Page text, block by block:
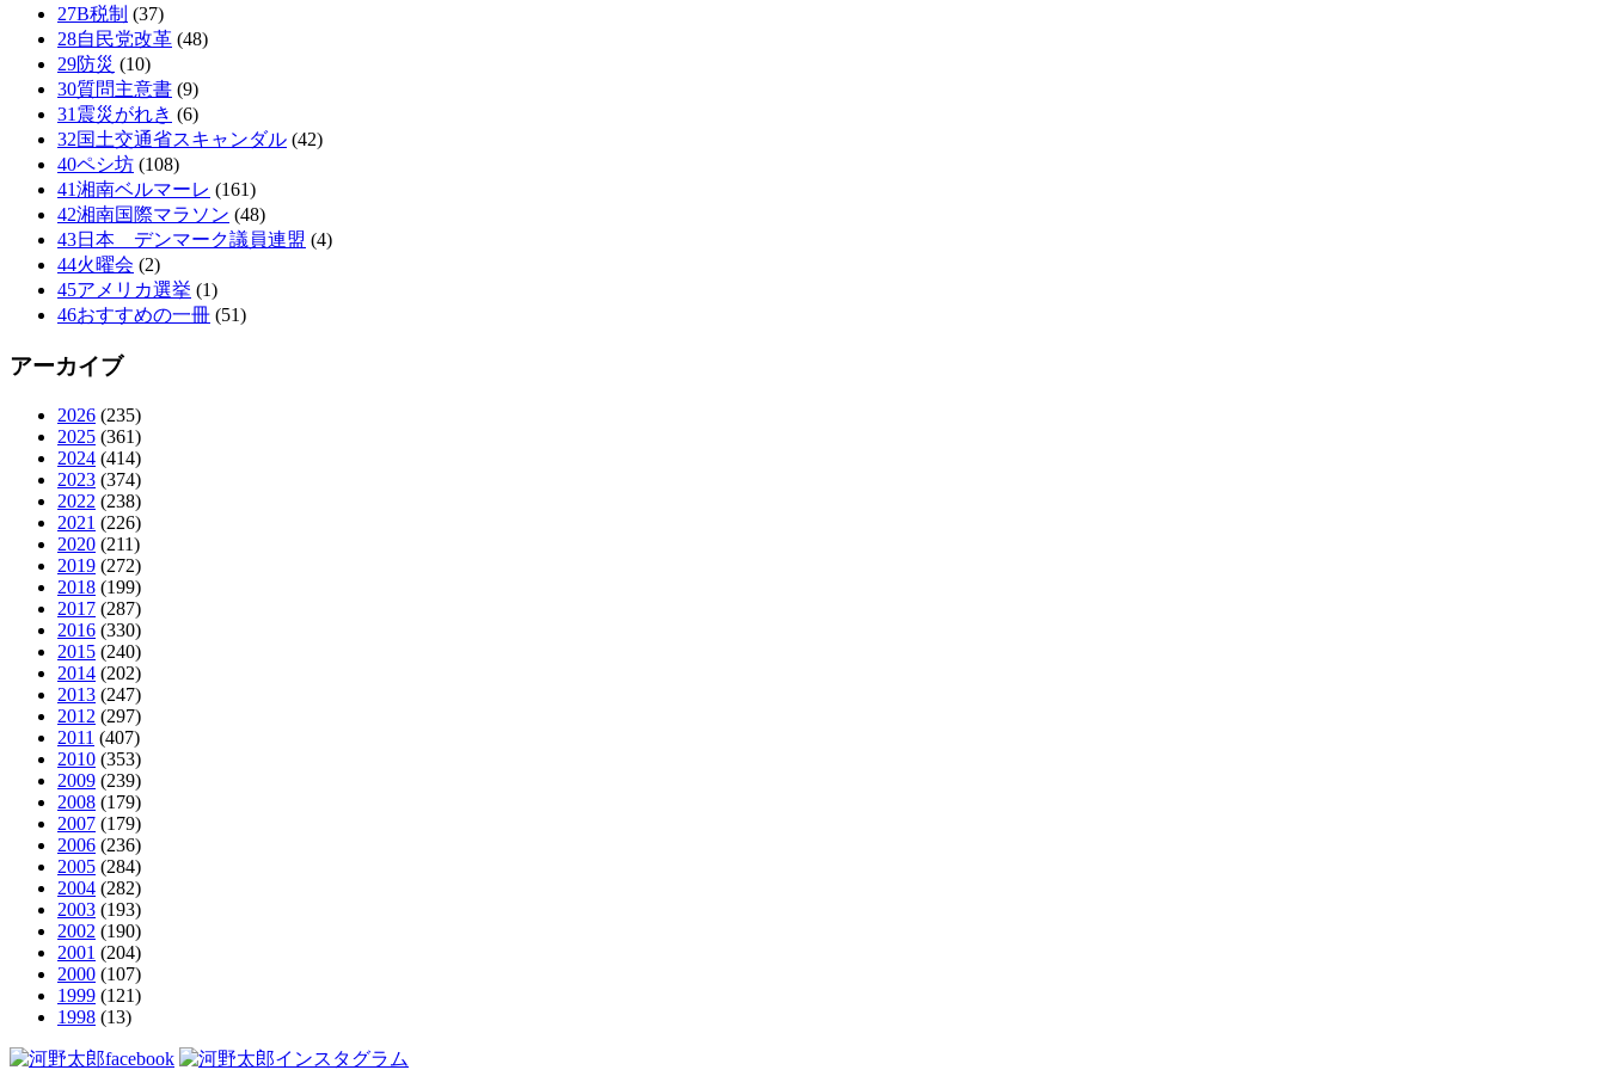
27B税制 (37)
28自民党改革 (48)
29防災 (10)
30質問主意書 (9)
31震災がれき (6)
32国土交通省スキャンダル (42)
40ペシ坊 (108)
41湘南ベルマーレ (161)
42湘南国際マラソン (48)
43日本 デンマーク議員連盟 (4)
44火曜会 (2)
45アメリカ選挙 (1)
46おすすめの一冊 (51)
アーカイブ
2026 (235)
2025 (361)
2024 (414)
2023 (374)
2022 (238)
2021 (226)
2020 (211)
2019 (272)
2018 (199)
2017 (287)
2016 (330)
2015 (240)
2014 (202)
2013 (247)
2012 (297)
2011 (407)
2010 (353)
2009 (239)
2008 (179)
2007 (179)
2006 (236)
2005 (284)
2004 (282)
2003 (193)
2002 (190)
2001 (204)
2000 (107)
1999 (121)
1998 (13)